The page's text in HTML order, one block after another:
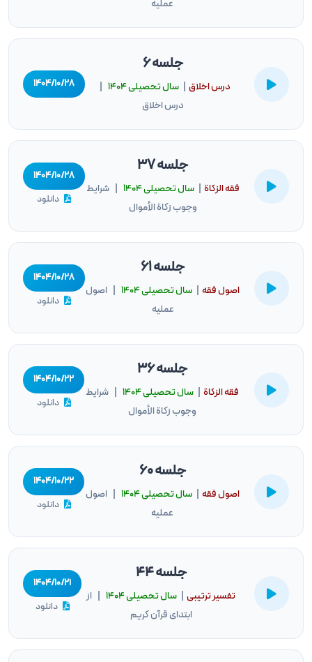
عملیه
جلسه 6
درس اخلاق |سال تحصيلى ۱۴۰۴
درس اخلاق
۱۴۰۴/۱۰/۲۸
جلسه 37
فقه الزكاة |سال تحصيلى ۱۴۰۴
| شرایط
وجوب زکاة الأموال
۱۴۰۴/۱۰/۲۸
دانلود
جلسه 61
اصول فقه سال تحصيلى ۱۴۰۴
| اصول
عملیه
۱۴۰۴/۱۰/۲۸
دانلود
جلسه 36
فقه الزكاة سال تحصيلى ۱۴۰۴
| شرایط
وجوب زکاة الأموال
۱۴۰۴/۱۰/۲۲
دانلود
جلسه 60
اصول فقه |سال تحصيلى ۱۴۰۴
| اصول
عملیه
۱۴۰۴/۱۰/۲۲
دانلود
جلسه 44
تفسیر ترتیبی سال تحصيلى ۱۴۰۴
| از
ابتدای قرآن کریم
۱۴۰۴/۱۰/۲۱
دانلود